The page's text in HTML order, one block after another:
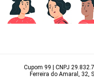
Cupom 99 | CNPJ
Ferreira do Amaral, 32,